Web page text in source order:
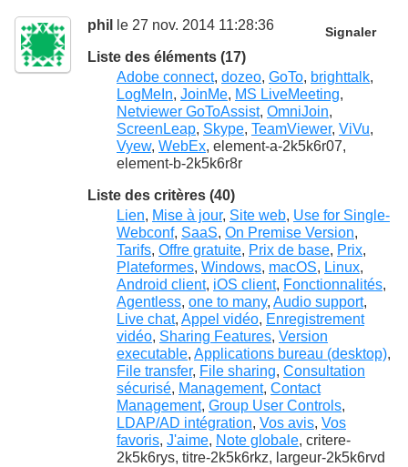
phil le 27 nov. 2014 11:28:36 Signaler
Liste des éléments (17)
Adobe connect, dozeo, GoTo, brighttalk,
LogMeIn, JoinMe, MS LiveMeeting,
Netviewer GoToAssist, OmniJoin,
ScreenLeap, Skype, TeamViewer, ViVu,
Vyew, WebEx, element-a-2k5k6r07,
element-b-2k5k6r8r
Liste des critères (40)
Lien, Mise à jour, Site web, Use for Single-
Webconf, SaaS, On Premise Version,
Tarifs, Offre gratuite, Prix de base, Prix,
Plateformes, Windows, macOS, Linux,
Android client, iOS client, Fonctionnalités,
Agentless, one to many, Audio support,
Live chat, Appel vidéo, Enregistrement
vidéo, Sharing Features, Version
executable, Applications bureau (desktop),
File transfer, File sharing, Consultation
sécurisé, Management, Contact
Management, Group User Controls,
LDAP/AD intégration, Vos avis, Vos
favoris, J'aime, Note globale, critere-
2k5k6rys, titre-2k5k6rkz, largeur-2k5k6rvd